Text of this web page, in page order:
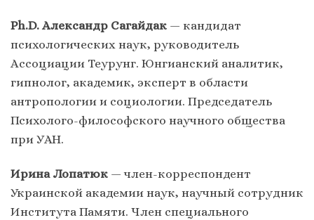
Ph.D. Александр Сагайдак — кандидат
психологических наук, руководитель
Ассоциации Теурунг. Юнгианский аналитик,
гипнолог, академик, эксперт в области
антропологии и социологии. Председатель
Психолого-философского научного общества
при УАН.
Ирина Лопатюк — член-корреспондент
Украинской академии наук, научный сотрудник
Института Памяти. Член специального